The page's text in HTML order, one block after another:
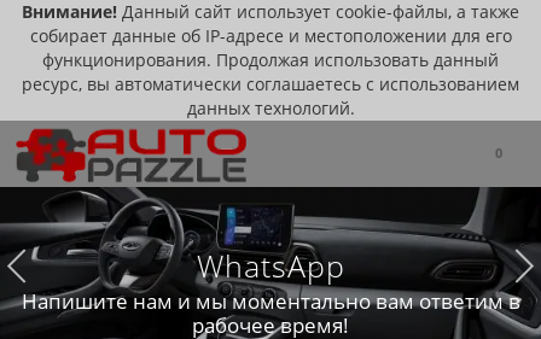
Внимание! Данный сайт использует cookie-файлы, а также
собирает данные об IP-адресе и местоположении для его
функционирования. Продолжая использовать данный
ресурс, вы автоматически соглашаетесь с использованием
данных технологий.
0
WhatsApp
Напишите нам и мы моментально вам ответим в
рабочее время!